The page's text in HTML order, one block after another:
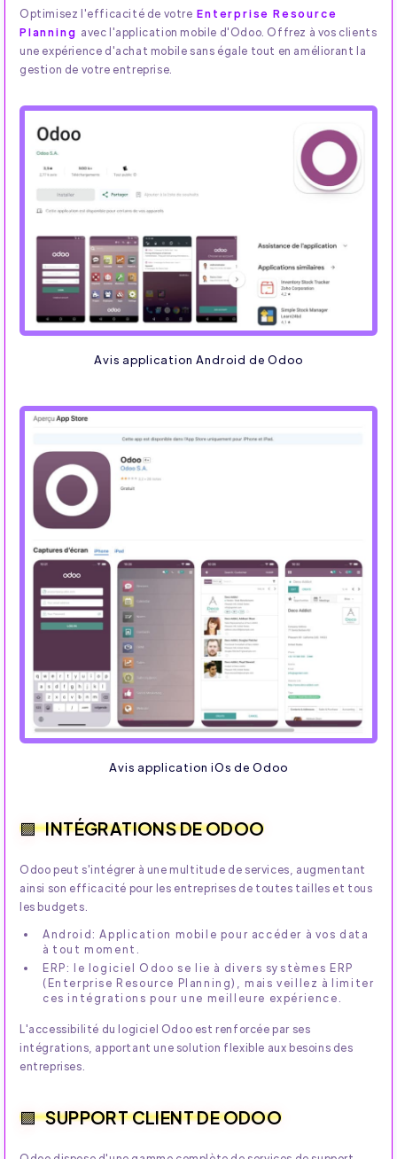
Optimisez l'efficacité de votre Enterprise Resource
Planning avec l'application mobile d'Odoo. Offrez à vos clients
une expérience d'achat mobile sans égale tout en améliorant la
gestion de votre entreprise.
Avis application Android de Odoo
Avis application iOs de Odoo
INTÉGRATIONS DE ODOO
Odoo peut s'intégrer à une multitude de services, augmentant
ainsi son efficacité pour les entreprises de toutes tailles et tous
les budgets.
Android: Application mobile pour accéder à vos data
à tout moment.
ERP: le logiciel Odoo se lie à divers systèmes ERP
(Enterprise Resource Planning), mais veillez à limiter
ces intégrations pour une meilleure expérience.
L'accessibilité du logiciel Odoo est renforcée par ses
intégrations, apportant une solution flexible aux besoins des
entreprises.
SUPPORT CLIENT DE ODOO